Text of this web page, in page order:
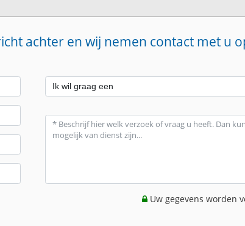
achter en wij nemen contact met u
Uw gegevens worden